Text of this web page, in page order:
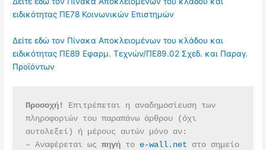
ειδικότητας ΠΕ78 Κοινωνικών Επιστημών
Δείτε εδώ τον Πίνακα Αποκλειομένων του κλάδου και
ειδικότητας ΠΕ89 Εφαρμ. Τεχνών/ΠΕ89.02 Σχεδ. και Παραγ.
Προϊόντων
Προσοχή!
Επιτρέπεται η αναδημοσίευση των
πληροφοριών του παραπάνω άρθρου (όχι
αυτολεξεί) ή μέρους αυτών μόνο αν:
– Αναφέρεται ως πηγή το e-wall.net στο σημείο